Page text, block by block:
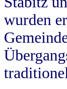
wurden